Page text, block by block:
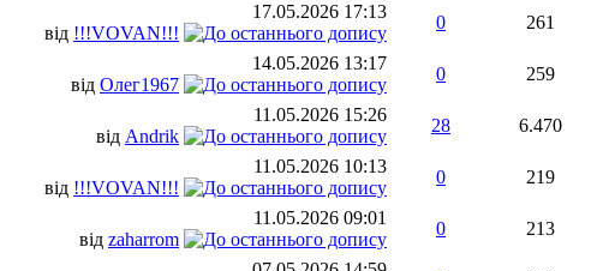
17.05.2026 17:13
від !!!VOVAN!!!
0
261
14.05.2026 13:17
від Олег1967
0
259
11.05.2026 15:26
від Andrik
28
6.470
11.05.2026 10:13
від !!!VOVAN!!!
0
219
11.05.2026 09:01
від zaharrom
0
213